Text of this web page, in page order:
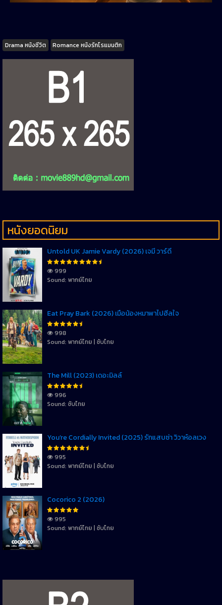
Tags
Drama หนังชีวิต Romance หนังรักโรแมนติก
หนังยอดนิยม
Untold UK Jamie Vardy (2026) เจมี่ วาร์ดี้
999
Sound: พากย์ไทย
Eat Pray Bark (2026) เมื่อน้องหมาพาไปฮีลใจ
998
Sound: พากย์ไทย | ซับไทย
The Mill (2023) เดอะมิลล์
996
Sound: ซับไทย
You’re Cordially Invited (2025) รักแสบซ่า วิวาห์อลเวง
995
Sound: พากย์ไทย | ซับไทย
Cocorico 2 (2026)
995
Sound: พากย์ไทย | ซับไทย